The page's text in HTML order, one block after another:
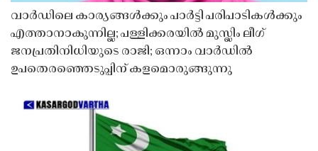
വാർഡിലെ കാര്യങ്ങൾക്കും പാർട്ടി പരിപാടികൾക്കും
എത്താനാകുന്നില്ല; പള്ളിക്കരയിൽ മുസ്ലിം ലീഗ്
ജനപ്രതിനിധിയുടെ രാജി; ഒന്നാം വാർഡിൽ
ഉപതെരഞ്ഞെടുപ്പിന് കളമൊരുങ്ങുന്നു